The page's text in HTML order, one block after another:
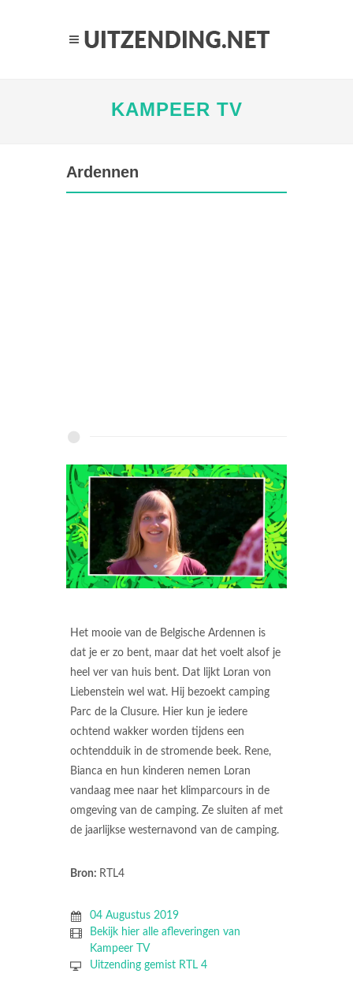
KAMPEER TV
Ardennen
Het mooie van de Belgische Ardennen is
dat je er zo bent, maar dat het voelt alsof je
heel ver van huis bent. Dat lijkt Loran von
Liebenstein wel wat. Hij bezoekt camping
Parc de la Clusure. Hier kun je iedere
ochtend wakker worden tijdens een
ochtendduik in de stromende beek. Rene,
Bianca en hun kinderen nemen Loran
vandaag mee naar het klimparcours in de
omgeving van de camping. Ze sluiten af met
de jaarlijkse westernavond van de camping.
Bron: RTL4
04 Augustus 2019
Bekijk hier alle afleveringen van
Kampeer TV
Uitzending gemist RTL 4